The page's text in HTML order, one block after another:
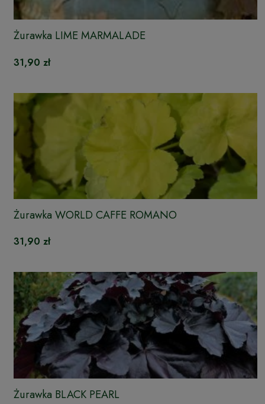
Żurawka LIME MARMALADE
31,90 zł
Żurawka WORLD CAFFE ROMANO
31,90 zł
Żurawka BLACK PEARL